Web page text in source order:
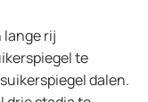
lange rij
te
dalen.